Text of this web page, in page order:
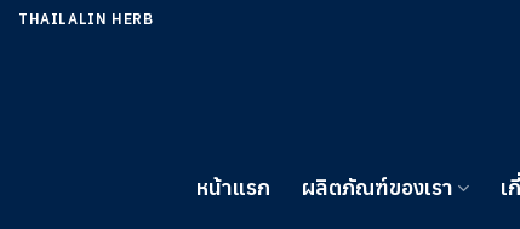
ข้ามTHAILALIN HERB
หน้าแรก ผลิตภัณฑ์ของเรา เ